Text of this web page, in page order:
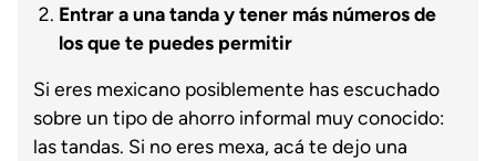
Entrar a una tanda y tener más números de
los que te puedes permitir
Si eres mexicano posiblemente has escuchado
sobre un tipo de ahorro informal muy conocido:
las tandas. Si no eres mexa, acá te dejo una